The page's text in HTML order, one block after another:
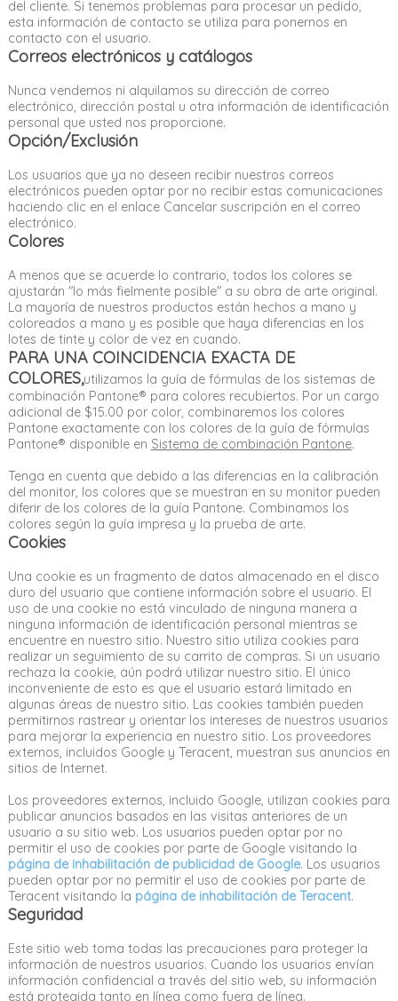
del cliente. Si tenemos problemas para procesar un pedido,
esta información de contacto se utiliza para ponernos en
contacto con el usuario.
Correos electrónicos y catálogos
Nunca vendemos ni alquilamos su dirección de correo
electrónico, dirección postal u otra información de identificación
personal que usted nos proporcione.
Opción/Exclusión
Los usuarios que ya no deseen recibir nuestros correos
electrónicos pueden optar por no recibir estas comunicaciones
haciendo clic en el enlace Cancelar suscripción en el correo
electrónico.
Colores
A menos que se acuerde lo contrario, todos los colores se
ajustarán "lo más fielmente posible" a su obra de arte original.
La mayoría de nuestros productos están hechos a mano y
coloreados a mano y es posible que haya diferencias en los
lotes de tinte y color de vez en cuando.
PARA UNA COINCIDENCIA EXACTA DE
COLORES,utilizamos la guía de fórmulas de los sistemas de
combinación Pantone® para colores recubiertos. Por un cargo
adicional de $15.00 por color, combinaremos los colores
Pantone exactamente con los colores de la guía de fórmulas
Pantone® disponible en Sistema de combinación Pantone.
Tenga en cuenta que debido a las diferencias en la calibración
del monitor, los colores que se muestran en su monitor pueden
diferir de los colores de la guía Pantone. Combinamos los
colores según la guía impresa y la prueba de arte.
Cookies
Una cookie es un fragmento de datos almacenado en el disco
duro del usuario que contiene información sobre el usuario. El
uso de una cookie no está vinculado de ninguna manera a
ninguna información de identificación personal mientras se
encuentre en nuestro sitio. Nuestro sitio utiliza cookies para
realizar un seguimiento de su carrito de compras. Si un usuario
rechaza la cookie, aún podrá utilizar nuestro sitio. El único
inconveniente de esto es que el usuario estará limitado en
algunas áreas de nuestro sitio. Las cookies también pueden
permitirnos rastrear y orientar los intereses de nuestros usuarios
para mejorar la experiencia en nuestro sitio. Los proveedores
externos, incluidos Google y Teracent, muestran sus anuncios en
sitios de Internet.
Los proveedores externos, incluido Google, utilizan cookies para
publicar anuncios basados en las visitas anteriores de un
usuario a su sitio web. Los usuarios pueden optar por no
permitir el uso de cookies por parte de Google visitando la
página de inhabilitación de publicidad de Google. Los usuarios
pueden optar por no permitir el uso de cookies por parte de
Teracent visitando la página de inhabilitación de Teracent.
Seguridad
Este sitio web toma todas las precauciones para proteger la
información de nuestros usuarios. Cuando los usuarios envían
información confidencial a través del sitio web, su información
está protegida tanto en línea como fuera de línea.